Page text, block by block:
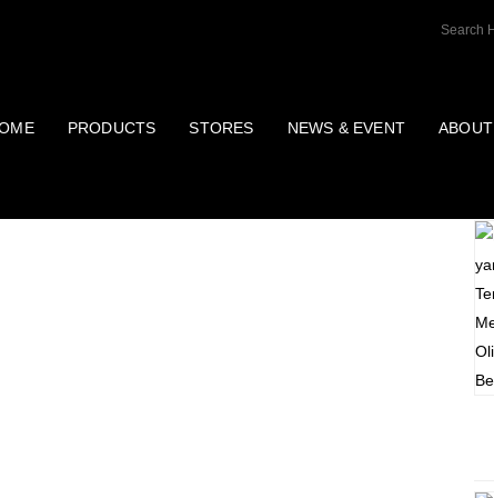
PRODUCTS STORES NEWS & EVENT ABOUT